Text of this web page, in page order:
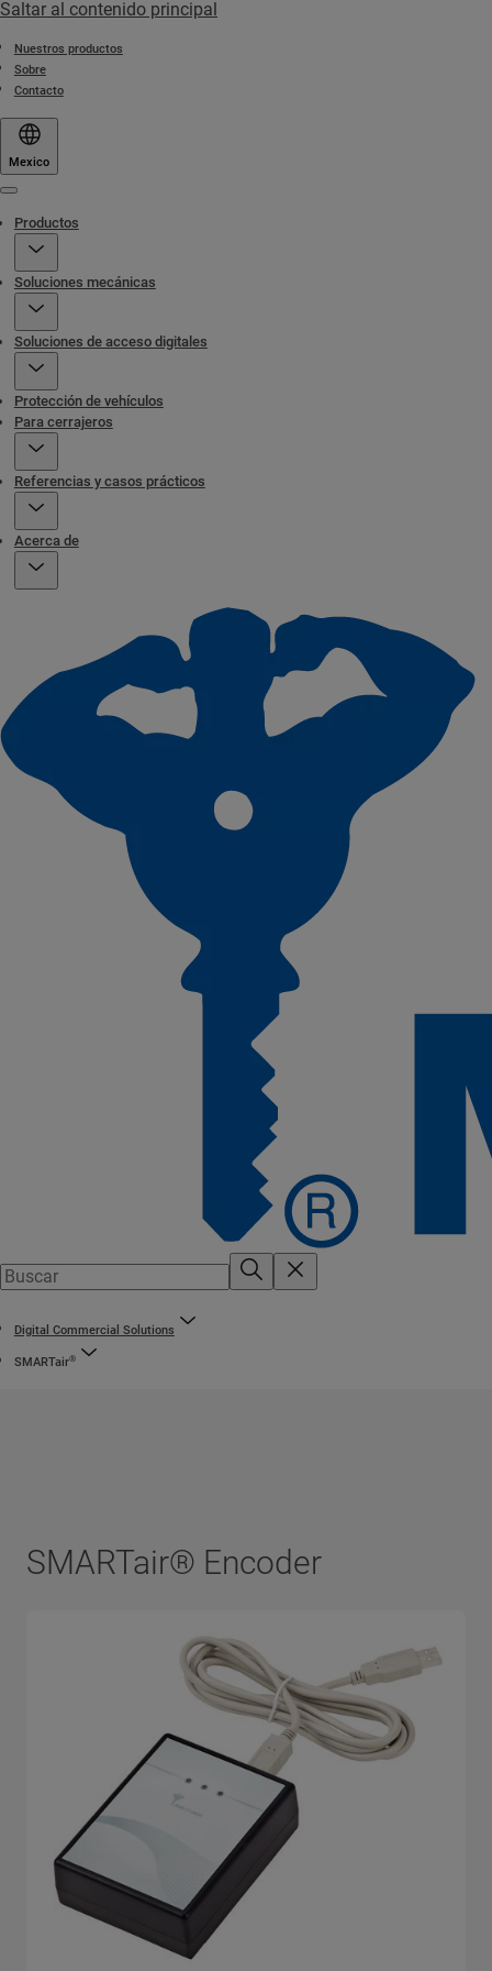
Saltar al contenido principal
Nuestros productos
Sobre
Contacto
Mexico
Productos
Soluciones mecánicas
Soluciones de acceso digitales
Protección de vehículos
Para cerrajeros
Referencias y casos prácticos
Acerca de
Digital Commercial Solutions
SMARTair®
SMARTair® Encoder